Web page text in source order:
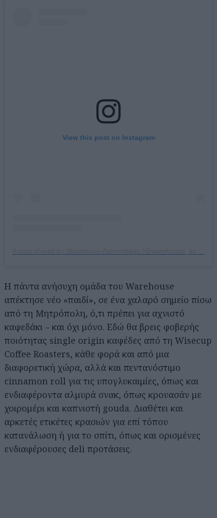
View this post on Instagram
Η πάντα ανήσυχη ομάδα του Warehouse
απέκτησε νέο «παιδί», σε ένα χαλαρό σημείο πίσω
από τη Μητρόπολη, ό,τι πρέπει για αχνιστό
καφεδάκι – και όχι μόνο. Εδώ θα βρεις φοβερής
ποιότητας single origin καφέδες από τη Wisecup
Coffee Roasters, κάθε φορά και από μια
διαφορετική χώρα, αλλά και πεντανόστιμο
cinnamon roll για τις υπογλυκαιμίες, όπως και
ενδιαφέροντα αλμυρά σνακ, όπως κρουασάν με
χοιρομέρι και καπνιστή gouda. Διαθέτει και
αρκετές ετικέτες κρασιών για επί τόπου
κατανάλωση ή για το σπίτι, όπως και ορισμένες
ενδιαφέρουσες deli προτάσεις.